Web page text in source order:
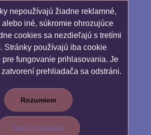
nepoužívajú žiadne reklamné,
iné, súkromie ohrozujúce
cookies sa nezdieľajú s tretími
Stránky používajú iba cookie
pre fungovanie prihlasovania. Je
prehliadača sa odstráni.
Rozumiem
Viac o cookies